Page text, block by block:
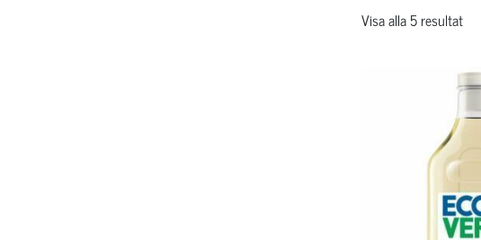
Visa alla 5 resultat